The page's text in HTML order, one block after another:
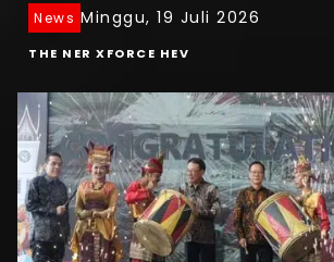
News Minggu, 19 Juli 2026
THE NER XFORCE HEV